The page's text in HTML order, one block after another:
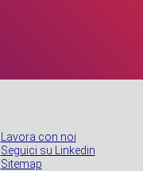
Lavora con noi
Seguici su Linkedin
Sitemap